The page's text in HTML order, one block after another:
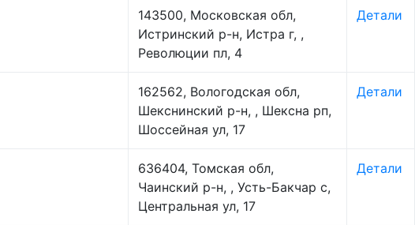
143500, Московская обл,
Истринский р-н, Истра г, ,
Революции пл, 4
Детали
162562, Вологодская обл,
Шекснинский р-н, , Шексна рп,
Шоссейная ул, 17
Детали
636404, Томская обл,
Чаинский р-н, , Усть-Бакчар с,
Центральная ул, 17
Детали